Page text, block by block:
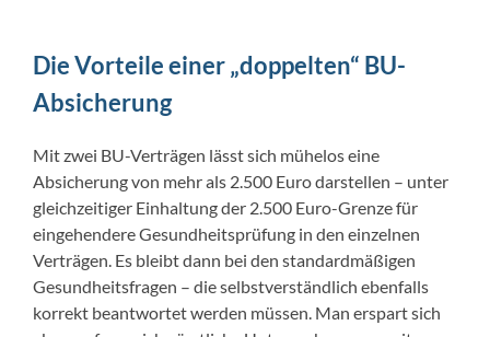
Die Vorteile einer „doppelten“ BU-
Absicherung
Mit zwei BU-Verträgen lässt sich mühelos eine
Absicherung von mehr als 2.500 Euro darstellen – unter
gleichzeitiger Einhaltung der 2.500 Euro-Grenze für
eingehendere Gesundheitsprüfung in den einzelnen
Verträgen. Es bleibt dann bei den standardmäßigen
Gesundheitsfragen – die selbstverständlich ebenfalls
korrekt beantwortet werden müssen. Man erspart sich